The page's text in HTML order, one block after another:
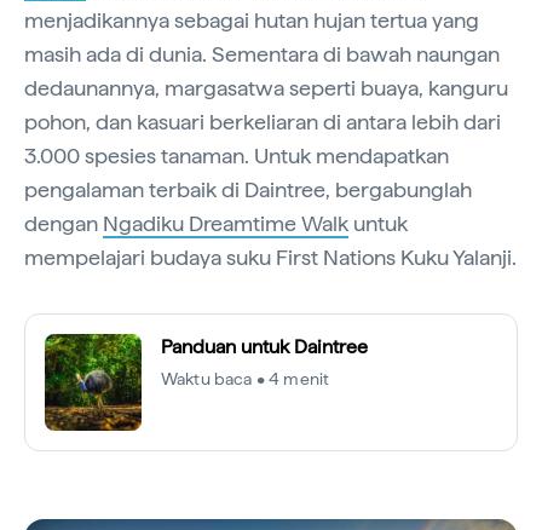
menjadikannya sebagai hutan hujan tertua yang
masih ada di dunia. Sementara di bawah naungan
dedaunannya, margasatwa seperti buaya, kanguru
pohon, dan kasuari berkeliaran di antara lebih dari
3.000 spesies tanaman. Untuk mendapatkan
pengalaman terbaik di Daintree, bergabunglah
dengan Ngadiku Dreamtime Walk untuk
mempelajari budaya suku First Nations Kuku Yalanji.
Panduan untuk Daintree
Waktu baca • 4 menit